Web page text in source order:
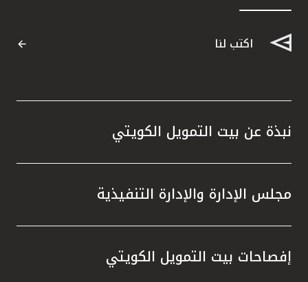
اكتب لنا
نبذة عن بيت التمويل الكويتي
مجلس الإدارة والإدارة التنفيذية
إفصاحات بيت التمويل الكويتي